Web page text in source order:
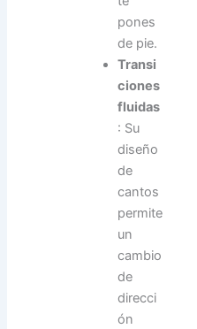
pones
de pie.
Transi
ciones
fluidas
: Su
diseño
de
cantos
permite
un
cambio
de
direcci
ón